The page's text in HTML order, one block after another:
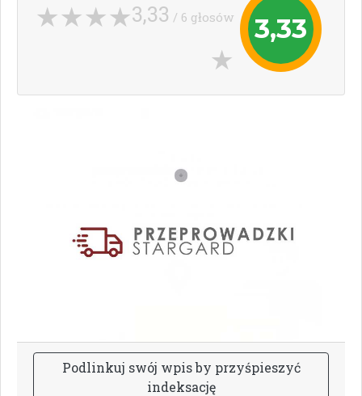
3,33
3,33 / 6 głosów
Podlinkuj swój wpisby przyśpieszyć
indeksację